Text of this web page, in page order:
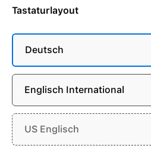
Tastaturlayout
Deutsch
Englisch International
US Englisch